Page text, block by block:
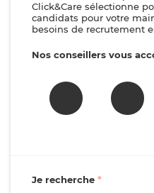
Click&Care sélectionne
candidats pour votre
besoins de recrutement
Nos conseillers vous
Je recherche